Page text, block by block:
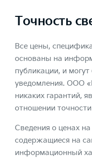
Точность
Все цены,
основаны на
публикации, и
уведомления. ООО
никаких гарантий,
отношении
Сведения о ценах
содержащиеся на
информационный